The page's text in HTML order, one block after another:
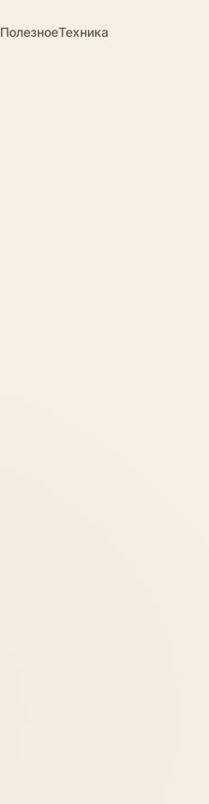
ПолезноеТехника